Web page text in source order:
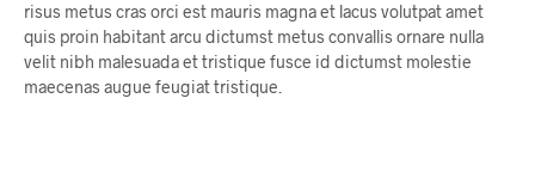
risus metus cras orci est mauris magna et lacus volutpat amet
quis proin habitant arcu dictumst metus convallis ornare nulla
velit nibh malesuada et tristique fusce id dictumst molestie
maecenas augue feugiat tristique.